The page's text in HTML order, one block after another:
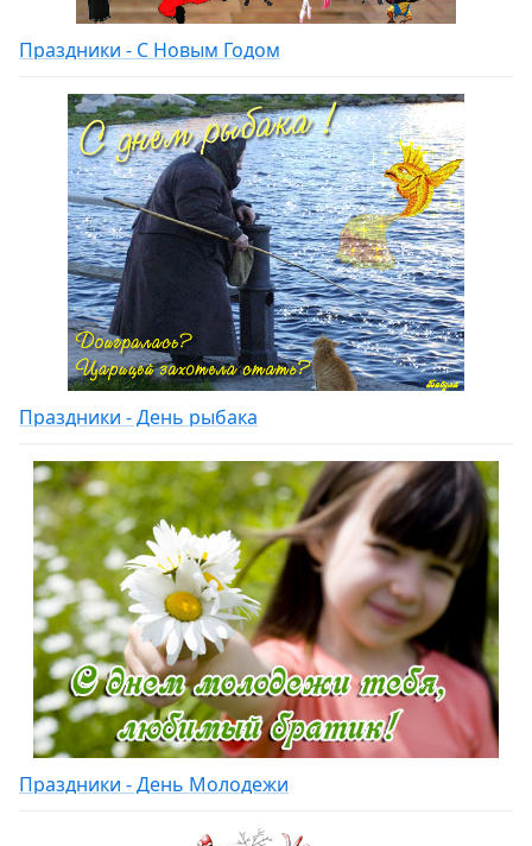
Праздники - С Новым Годом
Праздники - День рыбака
Праздники - День Молодежи